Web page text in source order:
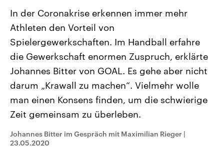
Landtagswahl Sachsen-Anhalt
2026
Alle Informationen
Sachsen-Anhalt wählt am 6.
September 2026 einen neuen
Landtag. Seit 2021 wird das
Bundesland von einer Koalition aus
Umfragen, Prognosen,
Wahlprogramme, aktuelle Berichte
und Hintergründe zu den Parteien
Wahl.
Aktuelle Beiträge,
Hintergründe
Wirtschaftlich und
gehören die Vereinigten
den mächtigsten Ländern
mit großem Einfluss auf
Sendungen Programm Podcasts
Audio-Archiv
In der Coronakrise erkennen immer mehr
Athleten den Vorteil von
Spielergewerkschaften. Im Handball erfahre
die Gewerkschaft enormen Zuspruch, erklärte
Johannes Bitter von GOAL. Es gehe aber nicht
darum „Krawall zu machen“. Vielmehr wolle
man einen Konsens finden, um die schwierige
Zeit gemeinsam zu überleben.
Johannes Bitter im Gespräch mit Maximilian Rieger |
23.05.2020